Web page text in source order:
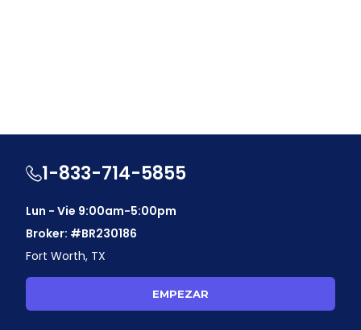
1-833-714-5855
Lun - Vie 9:00am-5:00pm
Broker: #BR230186
Fort Worth, TX
EMPEZAR